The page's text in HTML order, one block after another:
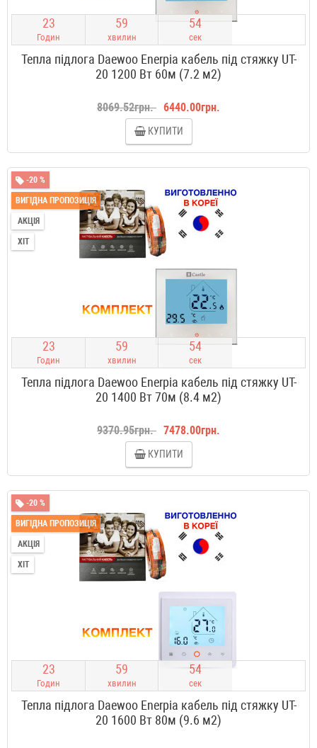
23
Годин
59
хвилин
53
сек
Тепла підлога Daewoo Enerpia кабель під стяжку UT-
20 1200 Вт 60м (7.2 м2)
8069.52грн. 6440.00грн.
КУПИТИ
-20 %
ВИГІДНА ПРОПОЗИЦІЯ
АКЦІЯ
ХІТ
23
Годин
59
хвилин
53
сек
Тепла підлога Daewoo Enerpia кабель під стяжку UT-
20 1400 Вт 70м (8.4 м2)
9370.95грн. 7478.00грн.
КУПИТИ
-20 %
ВИГІДНА ПРОПОЗИЦІЯ
АКЦІЯ
ХІТ
23
Годин
59
хвилин
53
сек
Тепла підлога Daewoo Enerpia кабель під стяжку UT-
20 1600 Вт 80м (9.6 м2)